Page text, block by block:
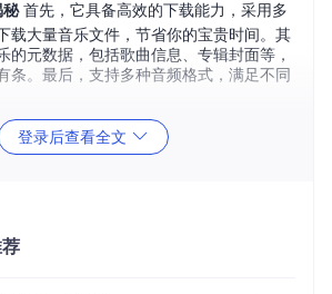
秘首先，它具备高效的下载能力，采用多
载大量音乐文件，节省你的宝贵时间。其
的元数据，包括歌曲信息、专辑封面等，
条。最后，支持多种音频格式，满足不同
登录后查看全文